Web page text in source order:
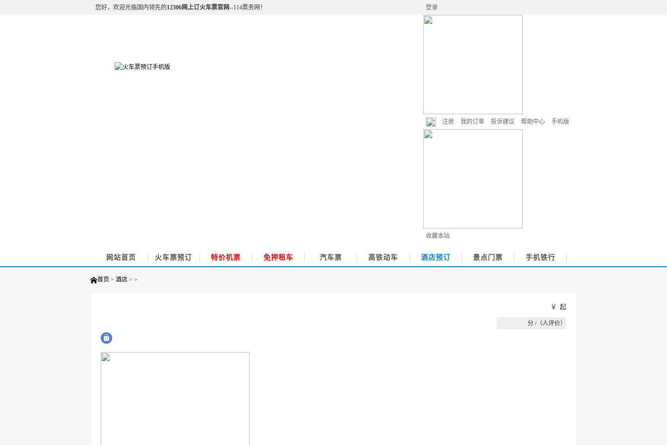
登录
注册 我的订单 投诉建议 帮助中心 手机版
收藏本站
您好，欢迎光临国内领先的12306网上订火车票官网--114票务网！
网站首页 火车票预订 特价机票 免押租车 汽车票 高铁动车 酒店预订 景点门票 手机铁行
首页 > 酒店 > >
￥ 起
分 /（人评价）